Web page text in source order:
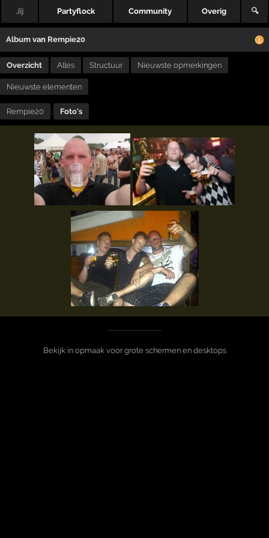
Jij Partyflock Community Overig 🔍
Album van Rempie20
Overzicht Alles Structuur Nieuwste opmerkingen
Nieuwste elementen
Rempie20 : Foto's
Bekijk in opmaak voor grote schermen en desktops